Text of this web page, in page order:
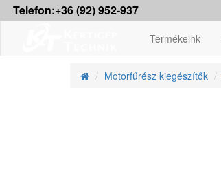
Telefon:+36 (92) 952-937
Termékeink
Motorfűrész kiegészítők